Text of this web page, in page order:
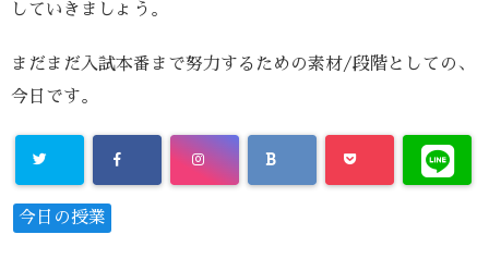
していきましょう。
まだまだ入試本番まで努力するための素材/段階としての、
今日です。
今日の授業